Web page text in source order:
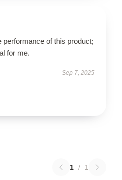
performance of this product;
for me.
Sep 7, 2025
1 / 1